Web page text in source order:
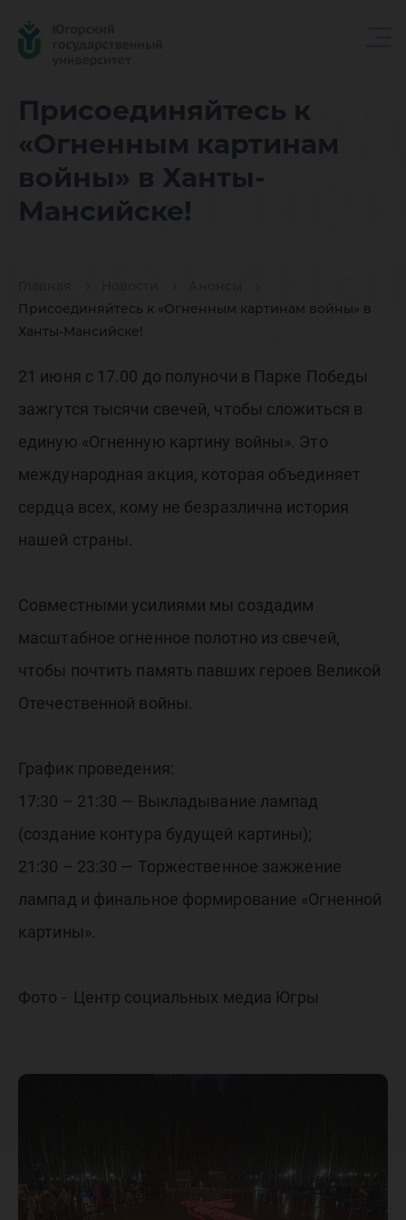
Присоединяйтесь к
«Огненным картинам
войны» в Ханты-
Мансийске!
Присоединяйтесь к «Огненным картинам войны» в
Ханты-Мансийске!
к
в Ханты-
21 июня с 17.00 до полуночи в Парке Победы
зажгутся тысячи свечей, чтобы сложиться в
единую «Огненную картину войны». Это
международная акция, которая объединяет
сердца всех, кому не безразлична история
нашей страны.
Совместными усилиями мы создадим
масштабное огненное полотно из свечей,
чтобы почтить память павших героев Великой
Отечественной войны.
График проведения:
17:30 – 21:30 — Выкладывание лампад
(создание контура будущей картины);
21:30 – 23:30 — Торжественное зажжение
лампад и финальное формирование «Огненной
картины».
Фото - Центр социальных медиа Югры